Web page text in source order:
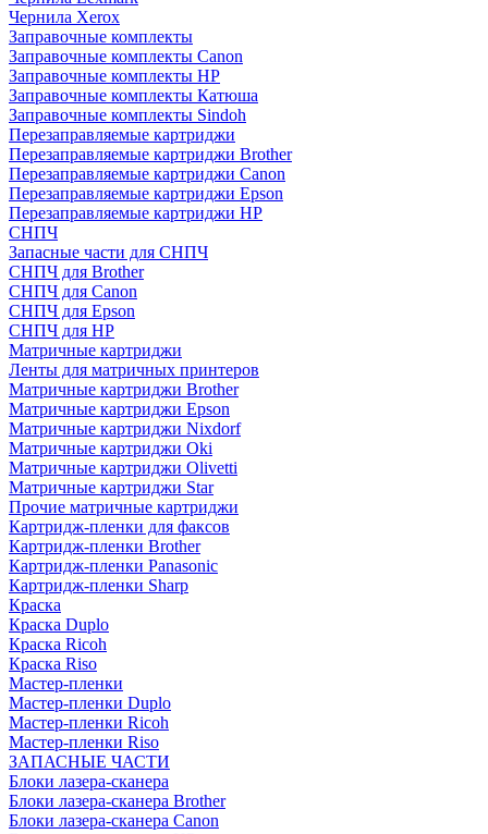
Чернила Xerox
Заправочные комплекты
Заправочные комплекты Canon
Заправочные комплекты HP
Заправочные комплекты Катюша
Заправочные комплекты Sindoh
Перезаправляемые картриджи
Перезаправляемые картриджи Brother
Перезаправляемые картриджи Canon
Перезаправляемые картриджи Epson
Перезаправляемые картриджи HP
СНПЧ
Запасные части для СНПЧ
СНПЧ для Brother
СНПЧ для Canon
СНПЧ для Epson
СНПЧ для HP
Матричные картриджи
Ленты для матричных принтеров
Матричные картриджи Brother
Матричные картриджи Epson
Матричные картриджи Nixdorf
Матричные картриджи Oki
Матричные картриджи Olivetti
Матричные картриджи Star
Прочие матричные картриджи
Картридж-пленки для факсов
Картридж-пленки Brother
Картридж-пленки Panasonic
Картридж-пленки Sharp
Краска
Краска Duplo
Краска Ricoh
Краска Riso
Мастер-пленки
Мастер-пленки Duplo
Мастер-пленки Ricoh
Мастер-пленки Riso
ЗАПАСНЫЕ ЧАСТИ
Блоки лазера-сканера
Блоки лазера-сканера Brother
Блоки лазера-сканера Canon